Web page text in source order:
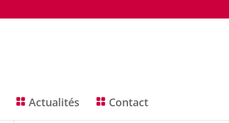
Actualités Contact